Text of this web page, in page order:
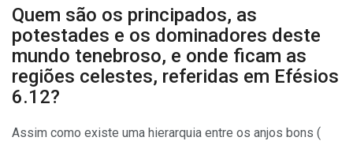
Quem são os principados, as
potestades e os dominadores deste
mundo tenebroso, e onde ficam as
regiões celestes, referidas em Efésios
6.12?
Assim como existe uma hierarquia entre os anjos bons (